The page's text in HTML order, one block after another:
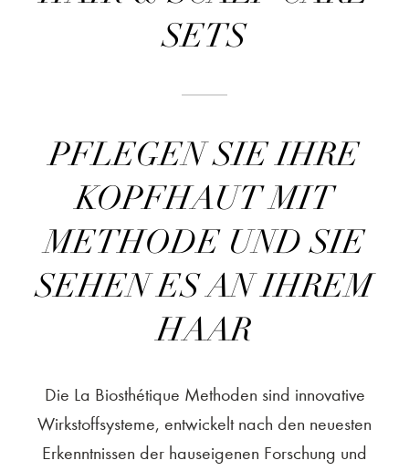
SETS
PFLEGEN SIE IHRE
KOPFHAUT MIT
METHODE UND SIE
SEHEN ES AN IHREM
HAAR
Die La Biosthétique Methoden sind innovative
Wirkstoffsysteme, entwickelt nach den neuesten
Erkenntnissen der hauseigenen Forschung und